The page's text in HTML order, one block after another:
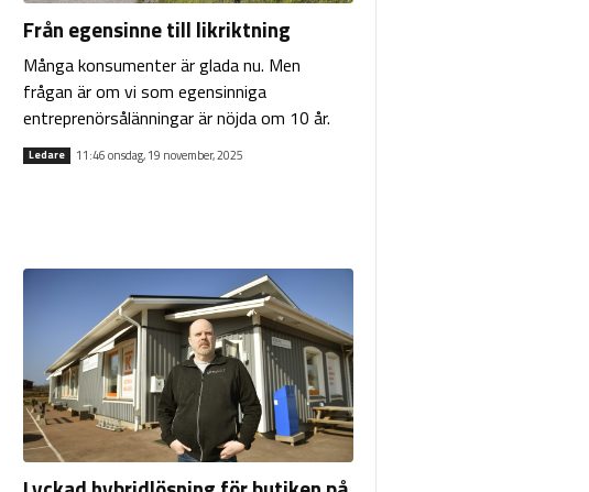
Från egensinne till likriktning
Många konsumenter är glada nu. Men
frågan är om vi som egensinniga
entreprenörsålänningar är nöjda om 10 år.
Ledare 11:46 onsdag, 19 november, 2025